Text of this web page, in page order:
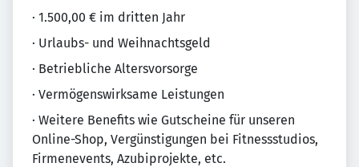
· 1.500,00 € im dritten Jahr
· Urlaubs- und Weihnachtsgeld
· Betriebliche Altersvorsorge
· Vermögenswirksame Leistungen
· Weitere Benefits wie Gutscheine für unseren
Online-Shop, Vergünstigungen bei Fitnessstudios,
Firmenevents, Azubiprojekte, etc.